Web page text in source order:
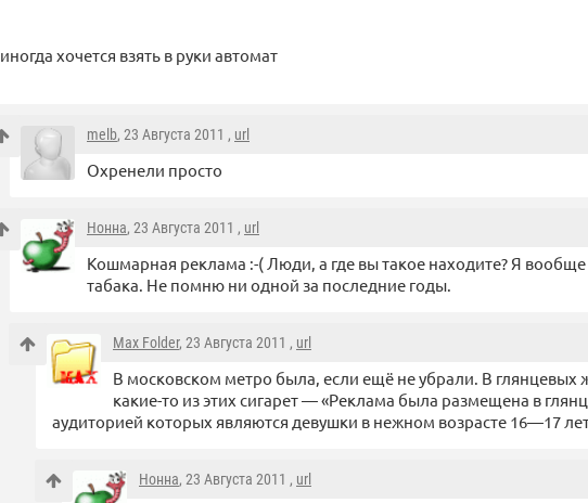
иногда хочется взять в руки автомат
melb, 23 Августа 2011 , url
Охренели просто
Нонна, 23 Августа 2011 , url
Кошмарная реклама :-( Люди, а где вы такое находите? Я
табака. Не помню ни одной за последние годы.
Max Folder, 23 Августа 2011 , url
В московском метро была, если ещё не убрали. В глянцевых
какие-то из этих сигарет — «Реклама была размещена в
аудиторией которых являются девушки в нежном возрасте 16—17
Нонна, 23 Августа 2011 , url